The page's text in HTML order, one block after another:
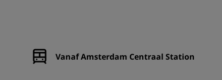
Vanaf Amsterdam Centraal Station